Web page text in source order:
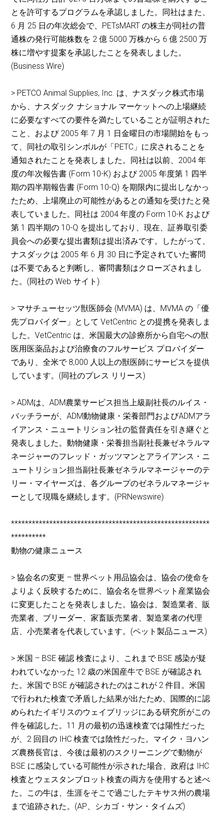
とを許可するプログラムを承認しました。同社はまた、
6 月 25 日の年次総会で、PETsMART の株主が同社の普
通株の発行可能株数を 2 億 5000 万株から 6 億 2500 万
株に増やす提案を承認したことを発表しました。
(Business Wire)
> PETCO Animal Supplies, Inc. は、ナスダック株式市場
から、ナスダック ナショナル マーケットへの上場継続
に必要なすべての要件を満たしていることが証明された
こと、および 2005 年 7 月 1 日金曜日の市場開始をもっ
て、同社の取引シンボルが「PETC」に戻されることを
通知されたことを発表しました。同社は以前、2004 年
度の年次報告書 (Form 10-K) および 2005 年度第 1 四半
期の四半期報告書 (Form 10-Q) を期限内に提出しなかっ
たため、上場廃止の可能性があるとの通知を受けたと発
表していました。同社は 2004 年度の Form 10-K および
第 1 四半期の 10-Q を提出しており、現在、証券取引委
員会への必要な提出書類は提出済みです。したがって、
ナスダックは 2005 年 6 月 30 日に予定されていた審問
は不要であると判断し、審問書類はクローズされまし
た。(同社の Web サイト)
> マサチューセッツ獣医師会 (MVMA) は、MVMA の「優
先プロバイダー」として VetCentric との提携を発表しま
した。VetCentric は、米国最大の診療所から自宅への獣
医用医薬品および治療食のフルサービス プロバイダー
であり、全米で 8,000 人以上の獣医師にサービスを提供
しています。(同社のプレス リリース)
> ADMは、ADM農業サービス担当上級副社長のルイス・
バッチラーが、ADM動物健康・栄養部門およびADMアラ
イアンス・ニュートリション社の監督責任を引き継ぐと
発表しました。動物健康・栄養担当副社長兼ゼネラルマ
ネージャーのフレッド・ガッツマンとアライアンス・ニ
ュートリション担当副社長兼ゼネラルマネージャーのテ
リー・マイヤーズは、各グループのゼネラルマネージャ
ーとして現職を継続します。(PRNewswire)
*********************************************************
**********
動物の健康ニュース
> 協会名の変更 – 世界ペット用品協会は、協会の使命を
よりよく反映するために、協会名を世界ペット産業協会
に変更したことを発表しました。協会は、製造業者、販
売業者、ブリーダー、家畜販売業者、製造業者の代理
店、小売業者を代表しています。(ペット製品ニュース)
> 米国 – BSE 確認 検査により、これまで BSE 感染が疑
われていなかった 12 歳の米国産牛で BSE が確認され
た。米国で BSE が確認されたのはこれが 2 件目。米国
で行われた検査で矛盾した結果が出たため、国際的に認
められたイギリスのウェイブリッジにある研究所がこの
件を確認した。11 月の最初の迅速検査では陽性だった
が、2 回目の IHC 検査では陰性だった。マイク・ヨハン
ズ農務長官は、今後は最初のスクリーニングで動物が
BSE に感染している可能性が示された場合、政府は IHC
検査とウェスタンブロット検査の両方を使用すると述べ
た。この牛は、生涯をそこで過ごしたテキサス州の農場
まで追跡された。(AP、シカゴ・サン・タイムズ)